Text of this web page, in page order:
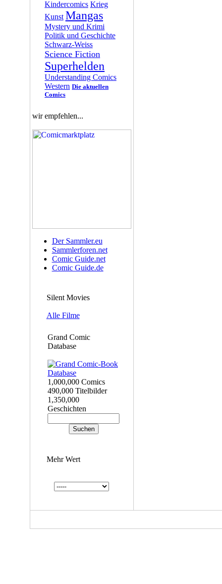
Kindercomics Krieg
Kunst Mangas
Mystery und Krimi
Politik und Geschichte
Schwarz-Weiss
Science Fiction
Superhelden
Understanding Comics
Western Die aktuellen
Comics
wir empfehlen...
Der Sammler.eu
Sammlerforen.net
Comic Guide.net
Comic Guide.de
Silent Movies
Alle Filme
Grand Comic
Database
1,000,000 Comics
490,000 Titelbilder
1,350,000
Geschichten
Mehr Wert